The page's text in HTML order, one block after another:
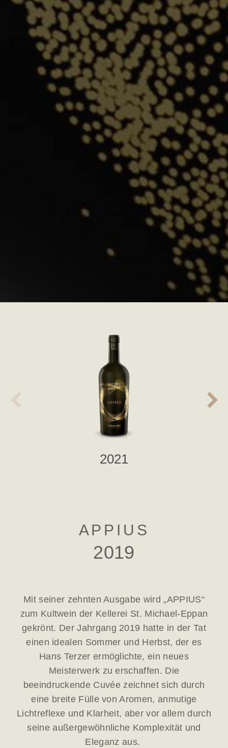
2021
APPIUS
2019
Mit seiner zehnten Ausgabe wird „APPIUS“
zum Kultwein der Kellerei St. Michael-Eppan
gekrönt. Der Jahrgang 2019 hatte in der Tat
einen idealen Sommer und Herbst, der es
Hans Terzer ermöglichte, ein neues
Meisterwerk zu erschaffen. Die
beeindruckende Cuvée zeichnet sich durch
eine breite Fülle von Aromen, anmutige
Lichtreflexe und Klarheit, aber vor allem durch
seine außergewöhnliche Komplexität und
Eleganz aus.